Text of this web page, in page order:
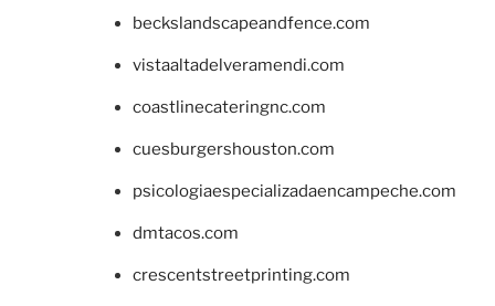
beckslandscapeandfence.com
vistaaltadelveramendi.com
coastlinecateringnc.com
cuesburgershouston.com
psicologiaespecializadaencampeche.com
dmtacos.com
crescentstreetprinting.com